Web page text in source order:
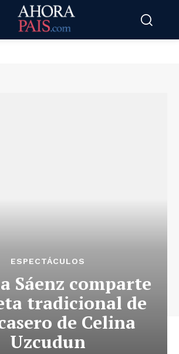
ESPECTÁCULOS
Sáenz comparte
tradicional de
de Celina
Uzcudun